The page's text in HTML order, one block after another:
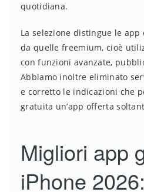
quotidiana.
La selezione distingue le
da quelle freemium, cioè
con funzioni avanzate,
Abbiamo inoltre eliminato
e corretto le indicazioni che
gratuita un’app offerta
Migliori app
iPhone